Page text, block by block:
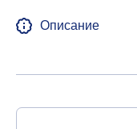
Описание